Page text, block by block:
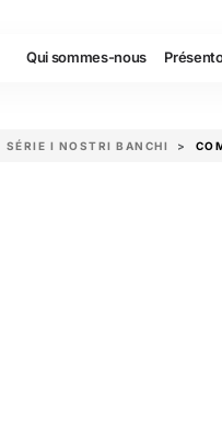
Qui sommes-nous
SÉRIE I NOSTRI BANCHI